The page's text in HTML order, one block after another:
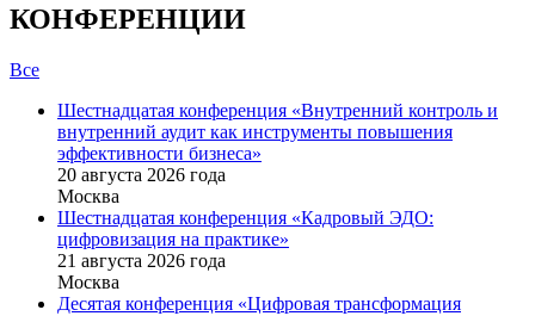
КОНФЕРЕНЦИИ
Все
Шестнадцатая конференция «Внутренний контроль и
внутренний аудит как инструменты повышения
эффективности бизнеса»
20 августа 2026 года
Москва
Шестнадцатая конференция «Кадровый ЭДО:
цифровизация на практике»
21 августа 2026 года
Москва
Десятая конференция «Цифровая трансформация